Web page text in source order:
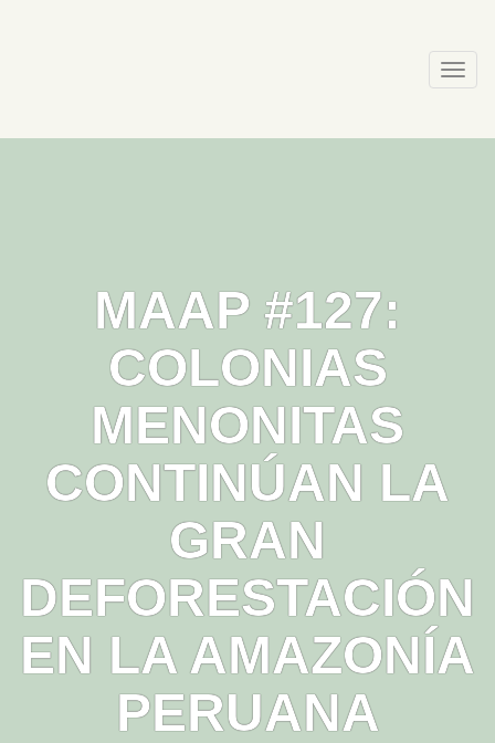
MAAP #127:
COLONIAS
MENONITAS
CONTINÚAN LA
GRAN
DEFORESTACIÓN
EN LA AMAZONÍA
PERUANA